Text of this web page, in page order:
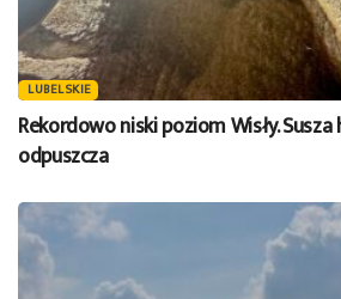
LUBELSKIE
Rekordowo niski poziom Wisły.
odpuszcza